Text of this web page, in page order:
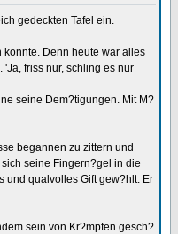
gedeckten Tafel ein.
konnte. Denn heute war alles
friss nur, schling es nur
seine Dem?tigungen. Mit M?
begannen zu zittern und
seine Fingern?gel in die
und qualvolles Gift gew?hlt. Er
sein von Kr?mpfen gesch?